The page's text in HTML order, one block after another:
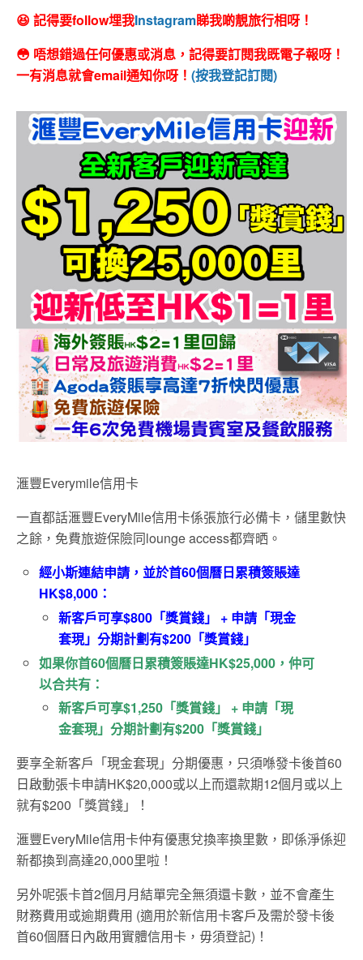
😆 記得要follow埋我Instagram睇我啲靚旅行相呀！
😳 唔想錯過任何優惠或消息，記得要訂閱我既電子報呀！
一有消息就會email通知你呀！ (按我登記訂閱)
滙豐Everymile信用卡
一直都話滙豐EveryMile信用卡係張旅行必備卡，儲里數快
之餘，免費旅遊保險同lounge access都齊晒。
經小斯連結申請，並於首60個曆日累積簽賬達
HK$8,000：
新客戶可享$800「獎賞錢」 + 申請「現金
套現」分期計劃有$200「獎賞錢」
如果你首60個曆日累積簽賬達HK$25,000，仲可
以合共有 ：
新客戶可享$1,250「獎賞錢」 + 申請「現
金套現」分期計劃有$200「獎賞錢」
要享全新客戶「現金套現」分期優惠，只須喺發卡後首60
日啟動張卡申請HK$20,000或以上而還款期12個月或以上
就有$200「獎賞錢」！
滙豐EveryMile信用卡仲有優惠兌換率換里數，即係淨係迎
新都換到高達20,000里啦！
另外呢張卡首2個月月結單完全無須還卡數，並不會產生
財務費用或逾期費用 (適用於新信用卡客戶及需於發卡後
首60個曆日內啟用實體信用卡 ，毋須登記)！